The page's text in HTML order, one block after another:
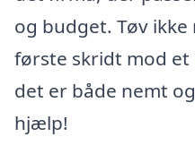
og budget. Tøv
første skridt mod et
det er både nemt
hjælp!